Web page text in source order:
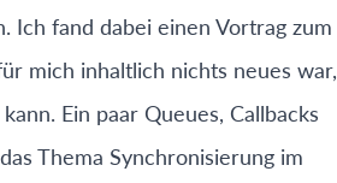
Ich fand dabei einen Vortrag zum
mich inhaltlich nichts neues war,
Ein paar Queues, Callbacks
Thema Synchronisierung im